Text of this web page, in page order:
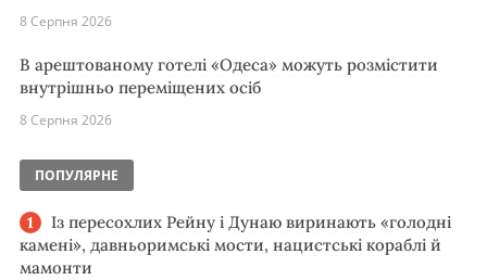
8 Серпня 2026
В арештованому готелі «Одеса» можуть розмістити
внутрішньо переміщених осіб
8 Серпня 2026
ПОПУЛЯРНЕ
Із пересохлих Рейну і Дунаю виринають «голодні
камені», давньоримські мости, нацистські кораблі й
мамонти